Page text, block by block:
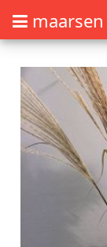
Commander des
maarsen
Commander des